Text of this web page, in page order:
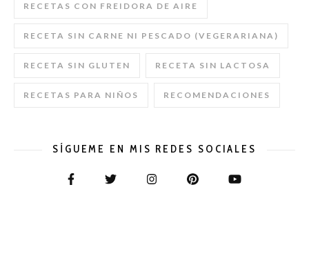
RECETAS CON FREIDORA DE AIRE
RECETA SIN CARNE NI PESCADO (VEGERARIANA)
RECETA SIN GLUTEN RECETA SIN LACTOSA
RECETAS PARA NIÑOS RECOMENDACIONES
SÍGUEME EN MIS REDES SOCIALES